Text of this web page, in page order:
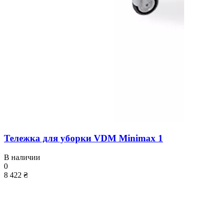
Тележка для уборки VDM Minimax 1
В наличии
0
8 422 ₴